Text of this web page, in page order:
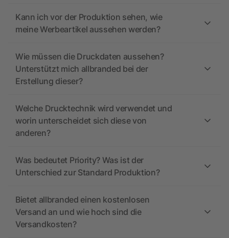
Kann ich vor der Produktion sehen, wie
meine Werbeartikel aussehen werden?
Wie müssen die Druckdaten aussehen?
Unterstützt mich allbranded bei der
Erstellung dieser?
Welche Drucktechnik wird verwendet und
worin unterscheidet sich diese von
anderen?
Was bedeutet Priority? Was ist der
Unterschied zur Standard Produktion?
Bietet allbranded einen kostenlosen
Versand an und wie hoch sind die
Versandkosten?